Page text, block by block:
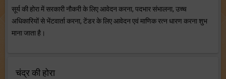
सूर्य की होरा में सरकारी नौकरी के लिए आवेदन करना, पदभार संभालना, उच्च
अधिकारियों से भेंटवार्ता करना, टेंडर के लिए आवेदन एवं माणिक रत्न धारण करना शुभ
माना जाता है।
चंद्र की होरा